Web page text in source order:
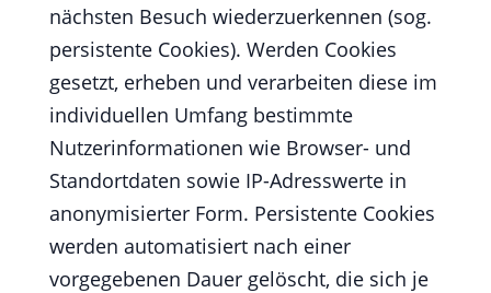
nächsten Besuch wiederzuerkennen (sog.
persistente Cookies). Werden Cookies
gesetzt, erheben und verarbeiten diese im
individuellen Umfang bestimmte
Nutzerinformationen wie Browser- und
Standortdaten sowie IP-Adresswerte in
anonymisierter Form. Persistente Cookies
werden automatisiert nach einer
vorgegebenen Dauer gelöscht, die sich je